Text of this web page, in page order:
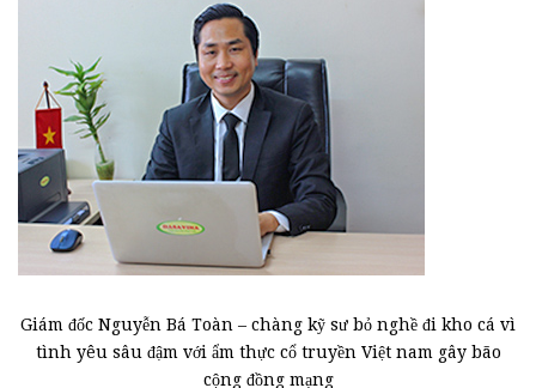
Giám đốc Nguyễn Bá Toàn – chàng kỹ sư bỏ nghề đi kho cá vì
tình yêu sâu đậm với ẩm thực cổ truyền Việt nam gây bão
cộng đồng mạng